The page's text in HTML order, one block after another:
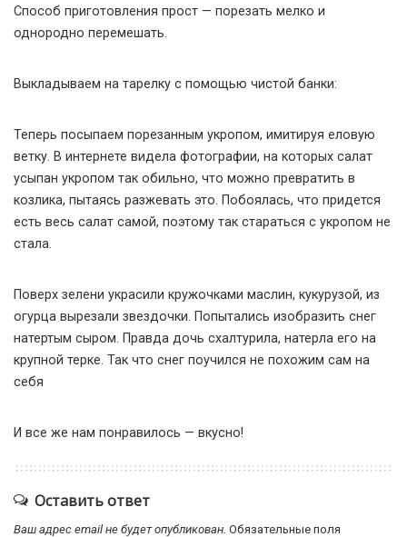
Способ приготовления прост — порезать мелко и
однородно перемешать.
Выкладываем на тарелку с помощью чистой банки:
Теперь посыпаем порезанным укропом, имитируя еловую
ветку. В интернете видела фотографии, на которых салат
усыпан укропом так обильно, что можно превратить в
козлика, пытаясь разжевать это. Побоялась, что придется
есть весь салат самой, поэтому так стараться с укропом не
стала.
Поверх зелени украсили кружочками маслин, кукурузой, из
огурца вырезали звездочки. Попытались изобразить снег
натертым сыром. Правда дочь схалтурила, натерла его на
крупной терке. Так что снег поучился не похожим сам на
себя
И все же нам понравилось — вкусно!
Оставить ответ
Ваш адрес email не будет опубликован. Обязательные поля